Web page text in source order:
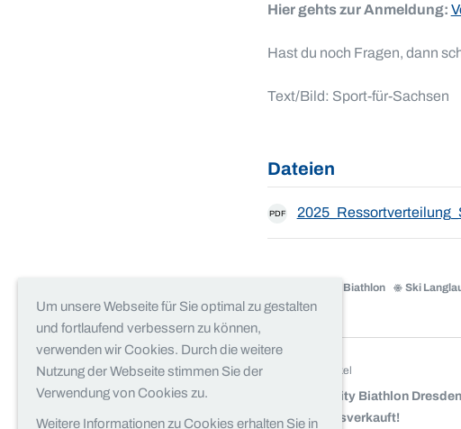
Hier gehts zur Anmeldung:
Hast du noch Fragen, dann
Text/Bild: Sport-für-Sachsen
Dateien
PDF
Biathlon Ski
vorheriger Artikel
M4Energy City Biathlon Dresden
2025 fast ausverkauft!
Um unsere Webseite für Sie optimal zu gestalten
und fortlaufend verbessern zu können,
verwenden wir Cookies. Durch die weitere
Nutzung der Webseite stimmen Sie der
Verwendung von Cookies zu.
Weitere Informationen zu Cookies erhalten Sie in